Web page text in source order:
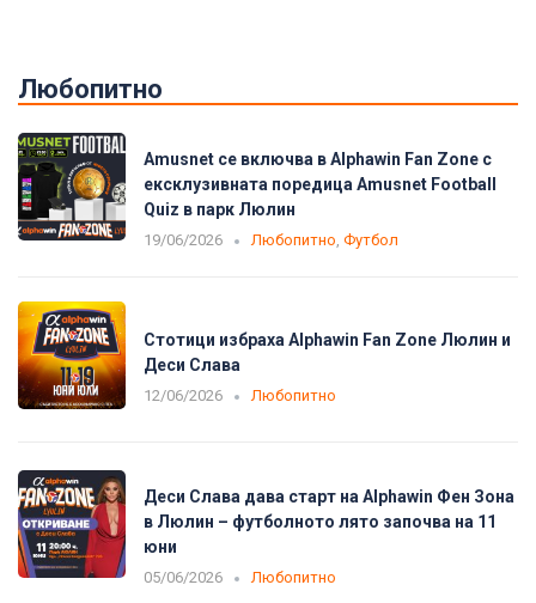
Любопитно
Amusnet се включва в Alphawin Fan Zone с
ексклузивната поредица Amusnet Football
Quiz в парк Люлин
19/06/2026 Любопитно Футбол
Стотици избраха Alphawin Fan Zone Люлин и
Деси Слава
12/06/2026 Любопитно
Деси Слава дава старт на Alphawin Фен Зона
в Люлин – футболното лято започва на 11
юни
05/06/2026 Любопитно